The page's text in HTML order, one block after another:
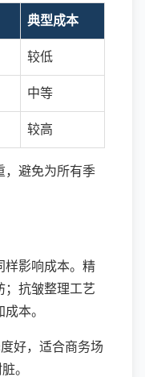
典型成本
较低
中等
较高
，避免为所有季
样影响成本。精
；抗皱整理工艺
本。
好，适合商务场
。